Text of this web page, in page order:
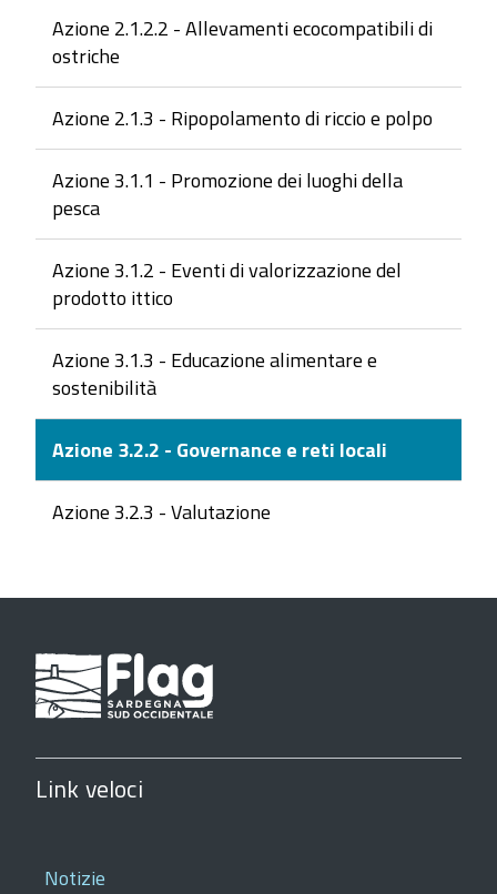
Azione 2.1.2.2 - Allevamenti ecocompatibili di
ostriche
Azione 2.1.3 - Ripopolamento di riccio e polpo
Azione 3.1.1 - Promozione dei luoghi della
pesca
Azione 3.1.2 - Eventi di valorizzazione del
prodotto ittico
Azione 3.1.3 - Educazione alimentare e
sostenibilità
Azione 3.2.2 - Governance e reti locali
Azione 3.2.3 - Valutazione
Link veloci
Notizie